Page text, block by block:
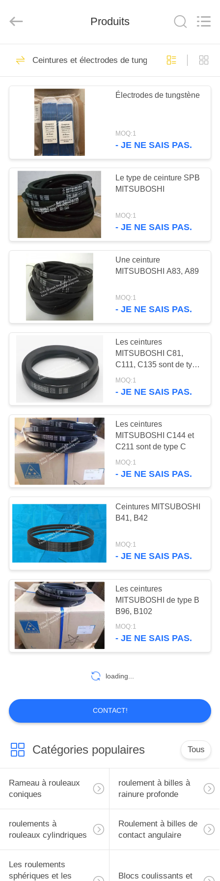
APERÇU
PRODUITS
PROPOS
NOUS
VISITE
D'USINE
CONTRÔLE
DE
QUALITÉ
CONTACT
DEMANDE
SOUMISSION
PLAN
DU
SITE
PRIVACY
POLICY
Rights
Rameau à rouleaux
coniques
127
roulement à billes à
rainure profonde
142
roulements à
rouleaux
cylindriques
Roulement à billes
de contact angulaire
133
Les roulements
sphériques et les
roulements auto-
alignés
81
Blocs coulissants et
guidage linéaire
23
Portant excentrique
roulement à
rouleaux croisés
Produits
Ceintures et électrodes de tungstène
Électrodes de tungstène
MOQ:1
- JE NE SAIS PAS.
Le type de ceinture SPB
MITSUBOSHI
MOQ:1
- JE NE SAIS PAS.
Une ceinture
MITSUBOSHI A83, A89
MOQ:1
- JE NE SAIS PAS.
Les ceintures
MITSUBOSHI C81,
C111, C135 sont de type
C
MOQ:1
- JE NE SAIS PAS.
Les ceintures
MITSUBOSHI C144 et
C211 sont de type C
MOQ:1
- JE NE SAIS PAS.
Ceintures MITSUBOSHI
B41, B42
MOQ:1
- JE NE SAIS PAS.
Les ceintures
MITSUBOSHI de type B
B96, B102
MOQ:1
- JE NE SAIS PAS.
loading...
CONTACT!
Catégories populaires Tous
Rameau à rouleaux
coniques
roulement à billes à
rainure profonde
roulements à
rouleaux cylindriques
Roulement à billes de
contact angulaire
Les roulements
sphériques et les
Blocs coulissants et